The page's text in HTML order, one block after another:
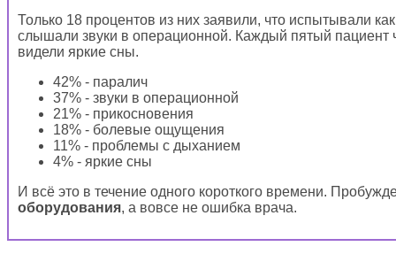
Только 18 процентов из них заявили, что испытывали
слышали звуки в операционной. Каждый пятый
видели яркие сны.
42% - паралич
37% - звуки в операционной
21% - прикосновения
18% - болевые ощущения
11% - проблемы с дыханием
4% - яркие сны
И всё это в течение одного короткого времени.
оборудования, а вовсе не ошибка врача.